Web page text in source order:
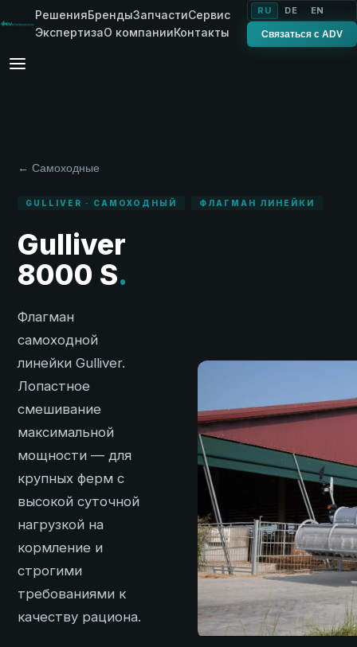
РешенияБрендыЗапчастиСервис
ЭкспертизаО компанииКонтакты
RU DE EN
Связаться с ADV
← Самоходные
GULLIVER · САМОХОДНЫЙ ФЛАГМАН ЛИНЕЙКИ
Gulliver
8000 S.
Флагман
самоходной
линейки Gulliver.
Лопастное
смешивание
максимальной
мощности — для
крупных ферм с
высокой суточной
нагрузкой на
кормление и
строгими
требованиями к
качеству рациона.